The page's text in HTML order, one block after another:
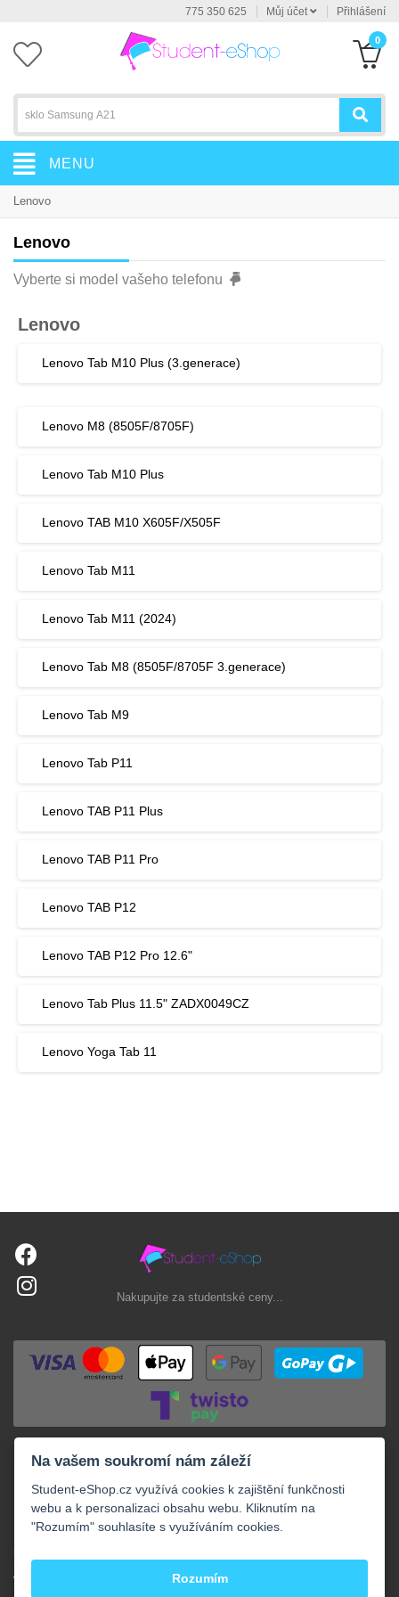
775 350 625 Můj účet Přihlášení
0
MENU
Lenovo
Lenovo
Vyberte si model vašeho telefonu
Lenovo
Lenovo Tab M10 Plus (3.generace)
Lenovo M8 (8505F/8705F)
Lenovo Tab M10 Plus
Lenovo TAB M10 X605F/X505F
Lenovo Tab M11
Lenovo Tab M11 (2024)
Lenovo Tab M8 (8505F/8705F 3.generace)
Lenovo Tab M9
Lenovo Tab P11
Lenovo TAB P11 Plus
Lenovo TAB P11 Pro
Lenovo TAB P12
Lenovo TAB P12 Pro 12.6"
Lenovo Tab Plus 11.5" ZADX0049CZ
Lenovo Yoga Tab 11
Nakupujte za studentské ceny...
VAŠE OBJEDNÁVKY
Na vašem soukromí nám záleží
Student-eShop.cz využívá cookies k zajištění funkčnosti
webu a k personalizaci obsahu webu. Kliknutím na
"Rozumím" souhlasíte s využíváním cookies.
Rozumím